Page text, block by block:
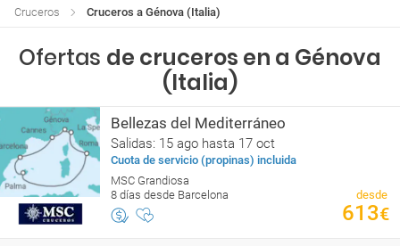
Cruceros a Génova (Italia)
Cruceros
Ofertas de cruceros en a Génova
(Italia)
Bellezas del Mediterráneo
Salidas: 15 ago hasta 17 oct
Cuota de servicio (propinas) incluida
MSC Grandiosa
8 días desde Barcelona
desde
613€